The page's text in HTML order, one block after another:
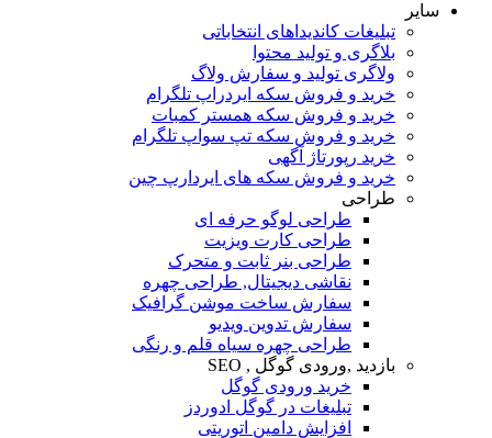
سایر
تبلیغات کاندیداهای انتخاباتی
بلاگری و تولید محتوا
ولاگری تولید و سفارش ولاگ
خرید و فروش سکه ایردراپ تلگرام
خرید و فروش سکه همستر کمبات
خرید و فروش سکه تپ سواپ تلگرام
خرید رپورتاژ آگهی
خرید و فروش سکه های ایردارپ چین
طراحی
طراحی لوگو حرفه ای
طراحی کارت ویزیت
طراحی بنر ثابت و متحرک
نقاشی دیجیتال, طراحی چهره
سفارش ساخت موشن گرافیک
سفارش تدوین ویدیو
طراحی چهره سیاه قلم و رنگی
بازدید ,ورودی گوگل , SEO
خرید ورودی گوگل
تبلیغات در گوگل ادوردز
افزایش دامین اتوریتی